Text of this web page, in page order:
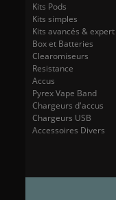
Kits Pods
Kits simples
Kits avancés & expert
Box et Batteries
Clearomiseurs
Resistance
Accus
Pyrex Vape Band
Chargeurs d'accus
Chargeurs USB
Accessoires Divers